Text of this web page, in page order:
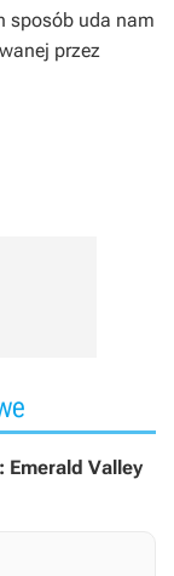
sposób uda nam
przez
Emerald Valley